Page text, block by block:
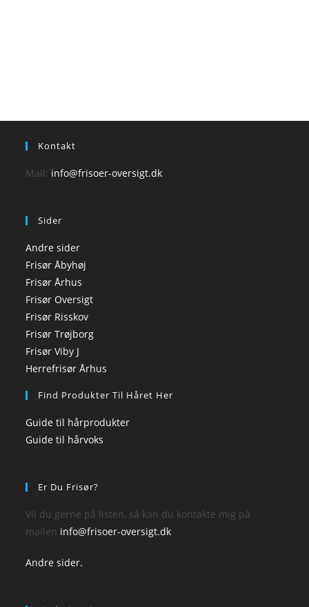
Kontakt
Mail: info@frisoer-oversigt.dk
Sider
Andre sider
Frisør Åbyhøj
Frisør Århus
Frisør Oversigt
Frisør Risskov
Frisør Trøjborg
Frisør Viby J
Herrefrisør Århus
Find Produkter Til Håret Her
Guide til hårprodukter
Guide til hårvoks
Er Du Frisør?
Vil du gerne på listen, så kan du kontakte mig på
mailen info@frisoer-oversigt.dk
Andre sider.